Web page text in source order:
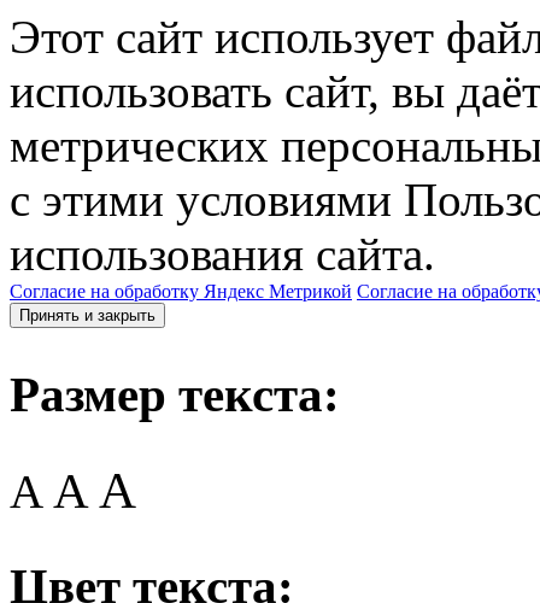
Этот сайт использует
использовать сайт, вы
метрических
с этими условиями
использования сайта.
Согласие на обработку Яндекс Метрикой Согласие на
Принять и закрыть
Размер текста:
A AA
Цвет текста: